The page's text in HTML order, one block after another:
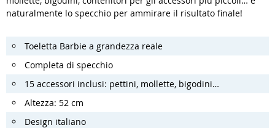
naturalmente lo specchio per ammirare il risultato finale!
Toeletta Barbie a grandezza reale
Completa di specchio
15 accessori inclusi: pettini, mollette, bigodini…
Altezza: 52 cm
Design italiano